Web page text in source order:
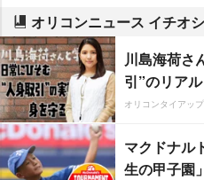
オリコンニュース イチオ
川島海荷さ
引”のリアル
オリコンタイアッ
マクドナル
生の甲子園」